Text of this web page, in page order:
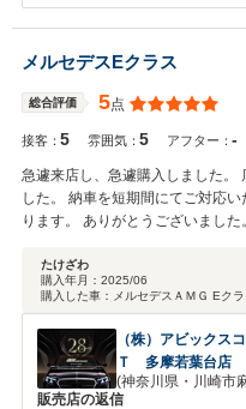
立会い頂き、誠に有難う御座い
併せて御礼申し上げます。 ア
き合いの程、何卒宜しくお願い
メルセデスEクラス
総合評価 5点
接客：5 雰囲気：5 アフター：-
急遽来店し、急遽購入しました。
した。 納車を短期間にてご対応
ります。 ありがとうございました。
たけざわ
購入年月： 2025/06
購入した車：
メルセデスＡＭＧ Eクラ
（株）アビックス
Ｔ 多摩若葉台店
(神奈川県・川崎市
販売店の返信